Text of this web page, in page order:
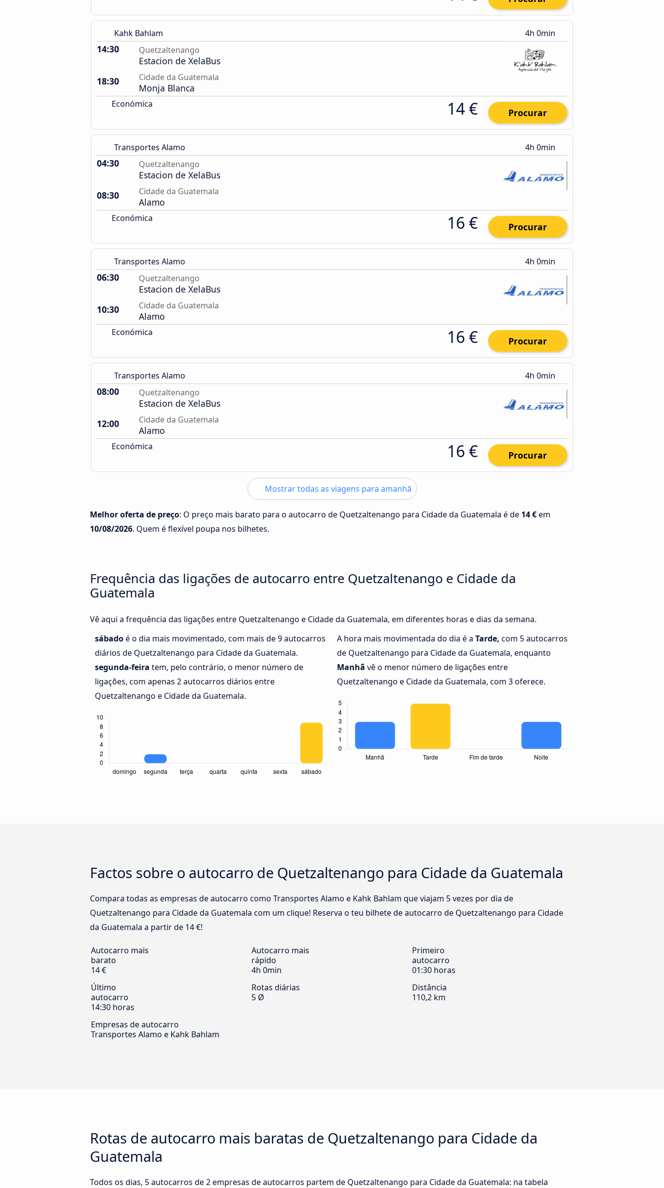
Kahk Bahlam 4h 0min
14:30 Quetzaltenango
Estacion de XelaBus
18:30
Cidade da Guatemala
Monja Blanca
Económica 14 € Procurar
Transportes Alamo 4h 0min
04:30 Quetzaltenango
Estacion de XelaBus
08:30
Cidade da Guatemala
Alamo
Económica 16 € Procurar
Transportes Alamo 4h 0min
06:30 Quetzaltenango
Estacion de XelaBus
10:30
Cidade da Guatemala
Alamo
Económica 16 € Procurar
Transportes Alamo 4h 0min
08:00 Quetzaltenango
Estacion de XelaBus
12:00
Cidade da Guatemala
Alamo
Económica 16 € Procurar
Mostrar todas as viagens para amanhã
Melhor oferta de preço: O preço mais barato para o autocarro de Quetzaltenango para Cidade da Guatemala é de 14 €em
10/08/2026. Quem é flexível poupa nos bilhetes.
Frequência das ligações de autocarro entre Quetzaltenango e Cidade da
Guatemala
Vê aqui a frequência das ligações entre Quetzaltenango e Cidade da Guatemala, em diferentes horas e dias da semana.
sábadoé o dia mais movimentado, com mais de 9 autocarros
diários de Quetzaltenango para Cidade da Guatemala.
segunda-feira tem, pelo contrário, o menor número de
ligações, com apenas 2 autocarros diários entre
Quetzaltenango e Cidade da Guatemala.
A hora mais movimentada do dia é a Tarde, com 5 autocarros
de Quetzaltenango para Cidade da Guatemala, enquanto
Manhã vê o menor número de ligações entre
Quetzaltenango e Cidade da Guatemala, com 3 oferece.
Factos sobre o autocarro de Quetzaltenango para Cidade da Guatemala
Compara todas as empresas de autocarro como Transportes Alamo e Kahk Bahlam que viajam 5 vezes por dia de
Quetzaltenango para Cidade da Guatemala com um clique! Reserva o teu bilhete de autocarro de Quetzaltenango para Cidade
da Guatemala a partir de 14 €!
Autocarro mais
barato
14 €
Autocarro mais
rápido
4h 0min
Primeiro
autocarro
01:30 horas
Último
autocarro
14:30 horas
Rotas diárias
5 Ø
Distância
110,2 km
Empresas de autocarro
Transportes Alamo e Kahk Bahlam
Rotas de autocarro mais baratas de Quetzaltenango para Cidade da
Guatemala
Todos os dias, 5 autocarros de 2 empresas de autocarros partem de Quetzaltenango para Cidade da Guatemala: na tabela